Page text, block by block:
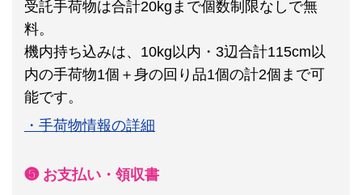
受託手荷物は合計20kgまで個数制限なしで無
料。
機内持ち込みは、10kg以内・3辺合計115cm以
内の手荷物1個＋身の回り品1個の計2個まで可
能です。
・手荷物情報の詳細
❺ お支払い・領収書